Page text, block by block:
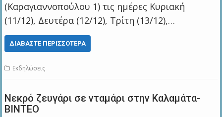
(Καραγιαννοπούλου 1) τις ημέρες Κυριακή
(11/12), Δευτέρα (12/12), Τρίτη (13/12),…
ΔΙΑΒΆΣΤΕ ΠΕΡΙΣΣΌΤΕΡΑ
Εκδηλώσεις
Νεκρό ζευγάρι σε νταμάρι στην Καλαμάτα-
ΒΙΝΤΕΟ